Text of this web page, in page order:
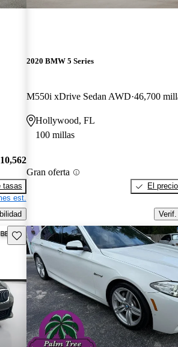
tasas
est.
2020 BMW 5 Series
M550i xDrive Sedan AWD 46,700
Hollywood, FL
100 millas
Gran oferta
El
Guarda este Aviso